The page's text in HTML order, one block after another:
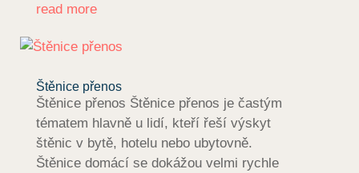
read more
Štěnice přenos
Štěnice přenos Štěnice přenos je častým
tématem hlavně u lidí, kteří řeší výskyt
štěnic v bytě, hotelu nebo ubytovně.
Štěnice domácí se dokážou velmi rychle